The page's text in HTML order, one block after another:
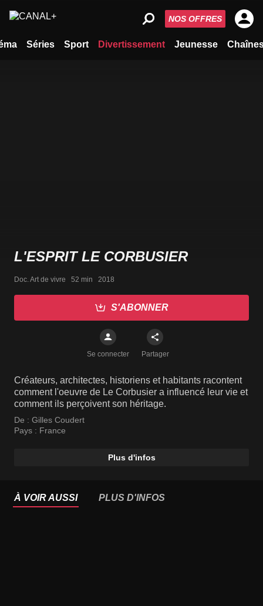
Séries Sport Divertissement Jeunesse
NOS OFFRES
L'ESPRIT LE CORBUSIER
Doc. Art de vivre   52 min   2018
S'ABONNER
Se connecter Partager
Créateurs, architectes, historiens et habitants racontent
comment l'oeuvre de Le Corbusier a influencé leur vie et
comment ils perçoivent son héritage.
De : Gilles Coudert
Pays : France
Plus d'infos
À VOIR AUSSI PLUS D'INFOS